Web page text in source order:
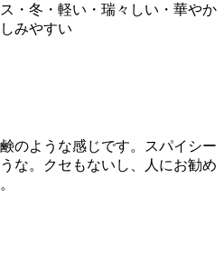
・冬・軽い・瑞々しい・華やか
みやすい
のような感じです。スパイシー
な。クセもないし、人にお勧め